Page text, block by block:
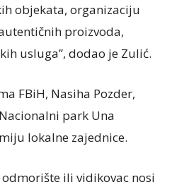
objekata, organizaciju
proizvoda,
usluga”, dodao je Zulić.
FBiH, Nasiha Pozder,
park Una
lokalne zajednice.
odmorište ili vidikovac nosi